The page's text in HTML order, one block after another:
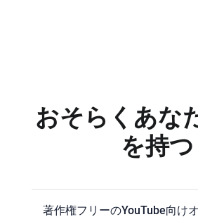
おそらくあな
を持つ
著作権フリーのYouTube向け